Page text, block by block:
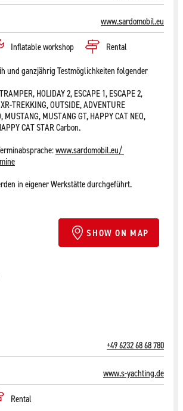
www.sardomobil.eu
Inflatable workshop
Rental
und ganzjährig Testmöglichkeiten folgender
HOLIDAY 2, ESCAPE 1, ESCAPE 2,
TREKKING, OUTSIDE, ADVENTURE
MUSTANG, MUSTANG GT, HAPPY CAT NEO,
CAT STAR Carbon.
www.sardomobil.eu/
in eigener Werkstätte durchgeführt.
SHOW ON MAP
+49 6232 68 68 780
www.s-yachting.de
Rental